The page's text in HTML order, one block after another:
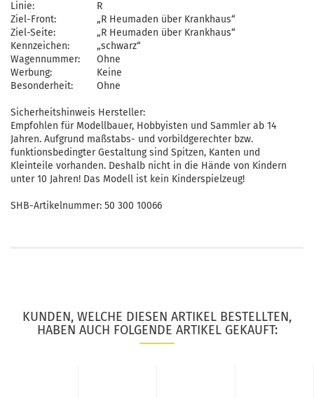
Linie:
R
Ziel-Front:
„R Heumaden über Krankhaus“
Ziel-Seite:
„R Heumaden über Krankhaus“
Kennzeichen:
„schwarz“
Wagennummer:
Ohne
Werbung:
Keine
Besonderheit:
Ohne
Sicherheitshinweis Hersteller:
Empfohlen für Modellbauer, Hobbyisten und Sammler ab 14
Jahren. Aufgrund maßstabs- und vorbildgerechter bzw.
funktionsbedingter Gestaltung sind Spitzen, Kanten und
Kleinteile vorhanden. Deshalb nicht in die Hände von Kindern
unter 10 Jahren! Das Modell ist kein Kinderspielzeug!
SHB-Artikelnummer: 50 300 10066
KUNDEN, WELCHE DIESEN ARTIKEL BESTELLTEN,
HABEN AUCH FOLGENDE ARTIKEL GEKAUFT: